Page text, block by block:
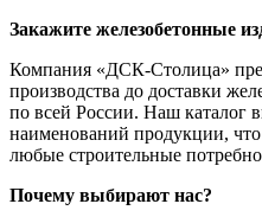
Закажите железобетонные
Компания «ДСК-Столица»
производства до доставки
по всей России. Наш каталог
наименований продукции, что
любые строительные
Почему выбирают нас?